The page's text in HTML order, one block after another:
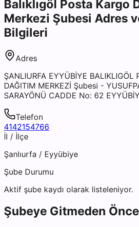
Balıklıgöl Posta Kargo
Merkezi Şubesi Adres
Bilgileri
Adres
ŞANLIURFA EYYÜBİYE BALIKLIGÖL
DAĞITIM MERKEZİ Şubesi -
SARAYÖNÜ CADDE No: 62
Telefon
4142154766
İl / İlçe
Şanlıurfa / Eyyübiye
Şube Durumu
Aktif şube kaydı olarak listeleniyor.
Şubeye Gitmeden